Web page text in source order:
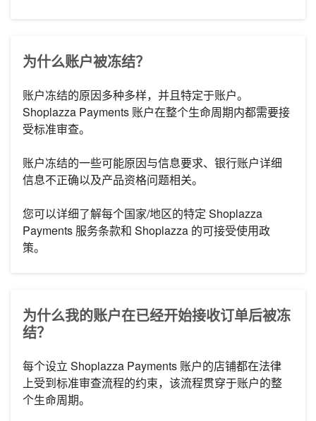
为什么账户被冻结？
账户冻结的原因多种多样，并且特定于账户。
Shoplazza Payments 账户在整个生命周期内都需要接
受标准审查。
账户冻结的一些可能原因与信息要求、银行账户详细
信息不正确以及产品资格问题相关。
您可以详细了解每个国家/地区的特定 Shoplazza
Payments 服务条款和 Shoplazza 的可接受使用政
策。
为什么我的账户在已经开始接收订单后被冻
结？
每个设立 Shoplazza Payments 账户的店铺都在法律
上受到标准审查流程的约束，该流程贯穿于账户的整
个生命周期。